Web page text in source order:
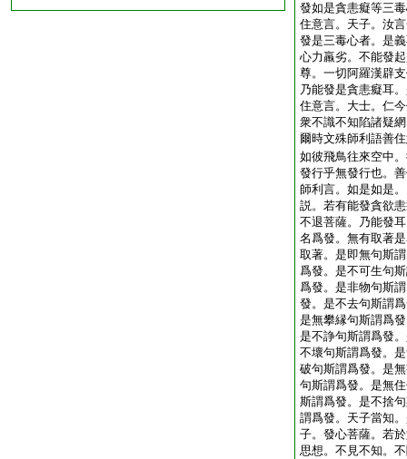
發如是貪恚癡等三
住意言。天子。汝
發是三毒心者。是
心力羸劣。不能發
尊。一切阿羅漢辟
乃能發是貪恚癡耳
住意言。大士。仁
衆不識不知陷諸疑
爾時文殊師利語善
如彼飛鳥往來空中
發行乎無發行也。
師利言。如是如是
説。若有能發貪欲
不退菩薩。乃能發
名爲發。無有取著
取著。是即無句斯
爲發。是不可生句
爲發。是非物句斯
發。是不去句斯謂
是無攀縁句斯謂爲
是不諍句斯謂爲發
不壞句斯謂爲發。
破句斯謂爲發。是
句斯謂爲發。是無
斯謂爲發。是不捨
謂爲發。天子當知
子。發心菩薩。若
思想。不見不知。